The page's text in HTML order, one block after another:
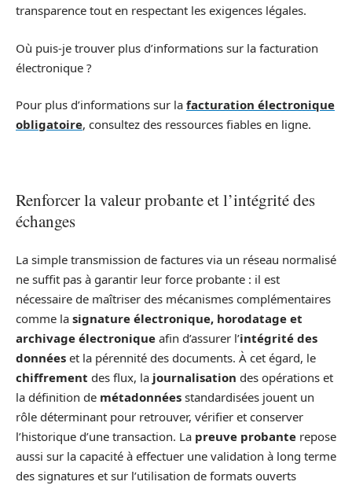
transparence tout en respectant les exigences légales.
Où puis-je trouver plus d’informations sur la facturation
électronique ?
Pour plus d’informations sur la facturation électronique
obligatoire, consultez des ressources fiables en ligne.
Renforcer la valeur probante et l’intégrité des
échanges
La simple transmission de factures via un réseau normalisé
ne suffit pas à garantir leur force probante : il est
nécessaire de maîtriser des mécanismes complémentaires
comme la signature électronique, horodatage et
archivage électronique afin d’assurer l’intégrité des
données et la pérennité des documents. À cet égard, le
chiffrement des flux, la journalisation des opérations et
la définition de métadonnées standardisées jouent un
rôle déterminant pour retrouver, vérifier et conserver
l’historique d’une transaction. La preuve probante repose
aussi sur la capacité à effectuer une validation à long terme
des signatures et sur l’utilisation de formats ouverts